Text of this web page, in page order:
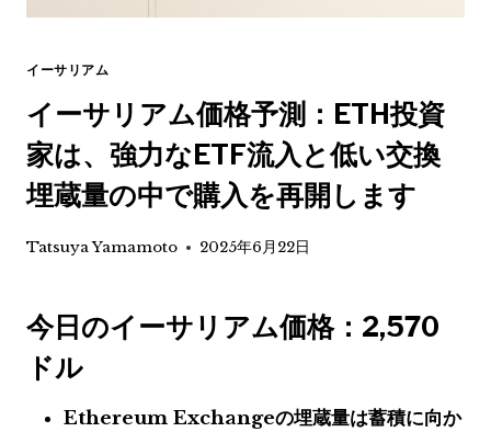
イーサリアム
イーサリアム価格予測：ETH投資
家は、強力なETF流入と低い交換
埋蔵量の中で購入を再開します
Tatsuya Yamamoto 2025年6月22日
今日のイーサリアム価格：2,570
ドル
Ethereum Exchangeの埋蔵量は蓄積に向か